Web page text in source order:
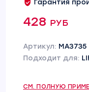
Гарантия
428 руб
Артикул: MA3735
Подходит для:
СМ. ПОЛНУЮ